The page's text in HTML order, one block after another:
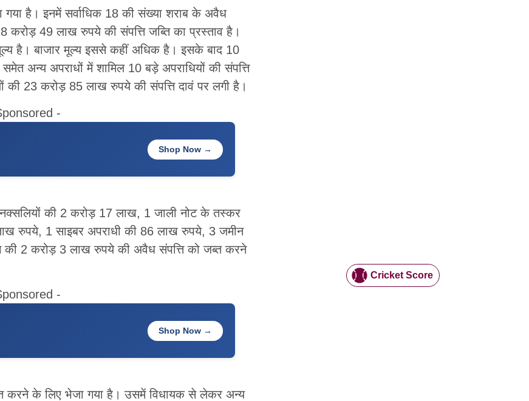
गया है। इनमें सर्वाधिक 18 की संख्या शराब के अवैध
करोड़ 49 लाख रुपये की संपत्ति जब्ति का प्रस्ताव है।
है। बाजार मूल्य इससे कहीं अधिक है। इसके बाद 10
समेत अन्य अपराधों में शामिल 10 बड़े अपराधियों की संपत्ति
की 23 करोड़ 85 लाख रुपये की संपत्ति दावं पर लगी है।
-
Shop Now →
की 2 करोड़ 17 लाख, 1 जाली नोट के तस्कर
रुपये, 1 साइबर अपराधी की 86 लाख रुपये, 3 जमीन
2 करोड़ 3 लाख रुपये की अवैध संपत्ति को जब्त करने
-
Shop Now →
करने के लिए भेजा गया है। उसमें विधायक से लेकर अन्य
Cricket Score